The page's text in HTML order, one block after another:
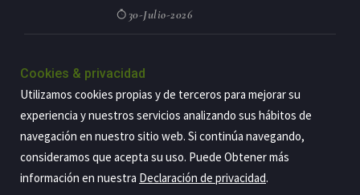
30-Julio-2026
negocio agro con un modelo global
de especialización presente en siete
países
29-Julio-2026
Cookies & privacidad
Utilizamos cookies propias y de terceros para mejorar su
experiencia y nuestros servicios analizando sus hábitos de
navegación en nuestro sitio web. Si continúa navegando,
consideramos que acepta su uso. Puede Obtener más
información en nuestra Declaración de privacidad.